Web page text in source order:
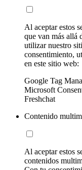
Al aceptar estos
que van más allá
utilizar nuestro
consentimiento,
en este sitio web:
Google Tag
Microsoft
Freshchat
Contenido
Al aceptar estos
contenidos